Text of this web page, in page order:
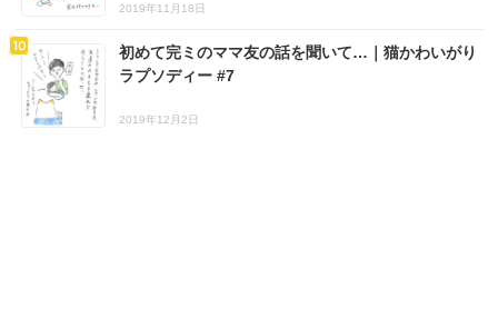
2019年11月18日
初めて完ミのママ友の話を聞いて…｜猫かわいがり
ラプソディー #7
2019年12月2日